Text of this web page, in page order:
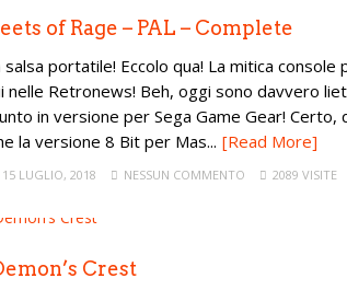
of Rage – PAL – Complete
salsa portatile! Eccolo qua! La mitica
Retronews! Beh, oggi sono davvero
in versione per Sega Game Gear!
la versione 8 Bit per Mas... [Read More]
15 LUGLIO, 2018 NESSUN COMMENTO 2089 VISITE
Crest